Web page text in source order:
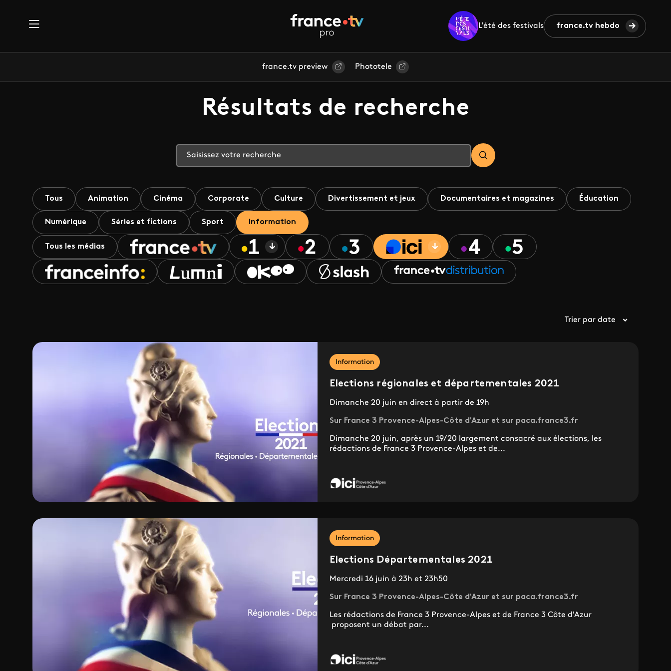
L'été des festivals france.tv hebdo
france.tv preview Phototele
Résultats de recherche
Tous Animation Cinéma Corporate Culture Divertissement et jeux Documentaires et magazines Éducation
Numérique Séries et fictions Sport Information
Tous les médias
Trier par date
Information
Elections régionales et départementales 2021
Dimanche 20 juin en direct à partir de 19h
Sur France 3 Provence-Alpes-Côte d'Azur et sur paca.france3.fr
Dimanche 20 juin, après un 19/20 largement consacré aux élections, les
rédactions de France 3 Provence-Alpes et de...
Information
Elections Départementales 2021
Mercredi 16 juin à 23h et 23h50
Sur France 3 Provence-Alpes-Côte d'Azur et sur paca.france3.fr
Les rédactions de France 3 Provence-Alpes et de France 3 Côte d'Azur
proposent un débat par...